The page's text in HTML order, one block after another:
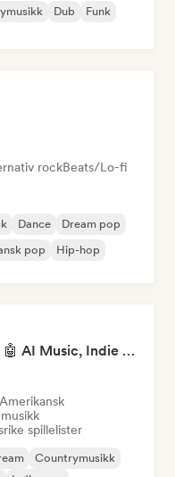
Dub
Funk
rockBeats/Lo-fi
Dance
Dream pop
pop Hip-hop
Pop Machine Mode 🤖 AI Music, Indie Pop & Dream Pop
Amerikansk
spillelister
Countrymusikk